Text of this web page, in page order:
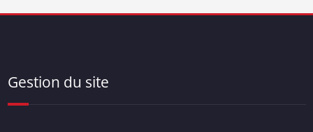
Gestion du site